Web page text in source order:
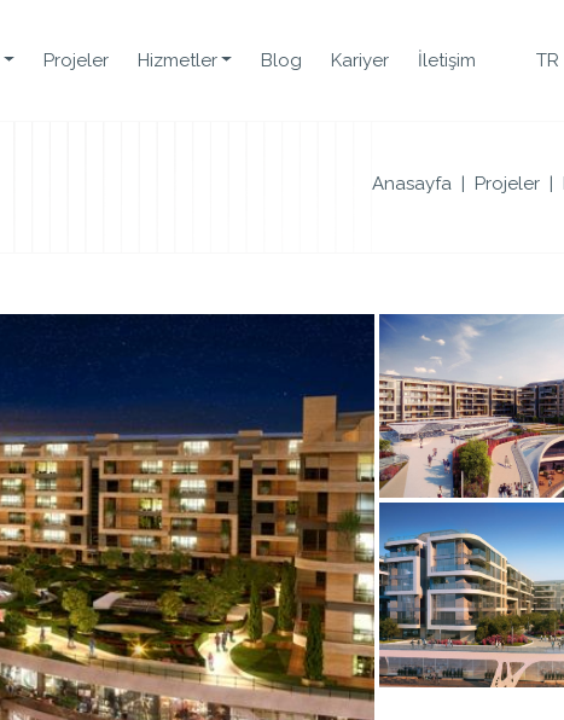
Projeler Hizmetler Blog Kariyer İletişim TR
Anasayfa Projeler